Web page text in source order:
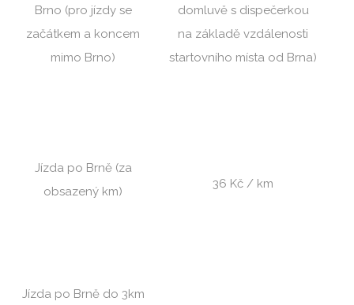
Brno (pro jízdy se
začátkem a koncem
mimo Brno)
domluvě s dispečerkou
na základě vzdálenosti
startovního místa od Brna)
Jízda po Brně (za
obsazený km)
36 Kč / km
Jízda po Brně do 3km